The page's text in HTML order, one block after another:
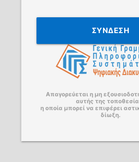
ΣΥΝΔΕΣΗ
Απαγορεύεται η μη
αυτής της
η οποία μπορεί να επιφέρει
δίωξη.